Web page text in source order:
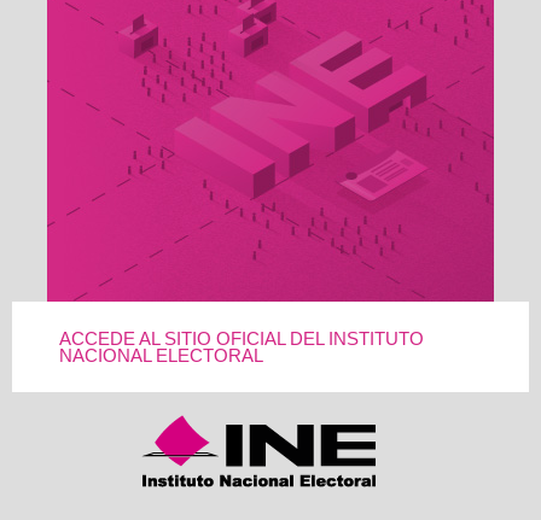
ACCEDE AL SITIO OFICIAL DEL INSTITUTO
NACIONAL ELECTORAL